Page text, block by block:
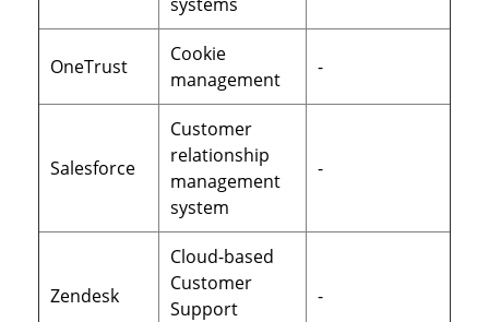
OneTrust
Cookie
management
-
Salesforce
Customer
relationship
management
system
-
Zendesk
Cloud-based
Customer
Support
-